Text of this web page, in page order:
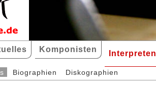
Komponisten Interpreten
Biographien Diskographien